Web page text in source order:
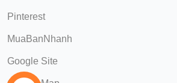
Pinterest
MuaBanNhanh
Google Site